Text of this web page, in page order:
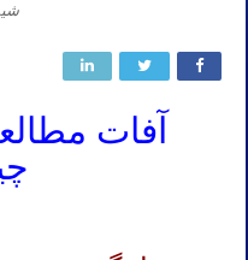
آفات